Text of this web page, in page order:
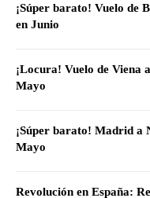
¡Súper barato! Vuelo de
en Junio
¡Locura! Vuelo de Viena
Mayo
¡Súper barato! Madrid a
Mayo
Revolución en España: